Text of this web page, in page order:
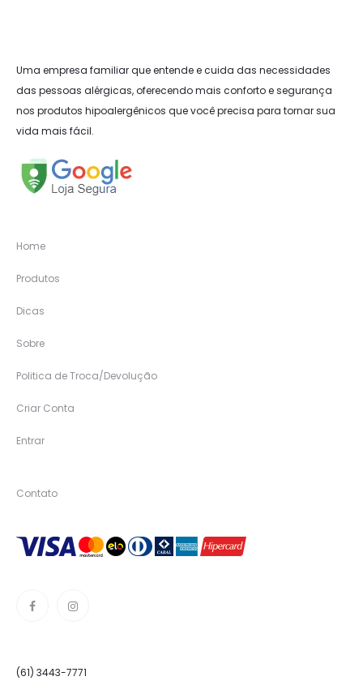
Uma empresa familiar que entende e cuida das necessidades
das pessoas alérgicas, oferecendo mais conforto e segurança
nos produtos hipoalergênicos que você precisa para tornar sua
vida mais fácil.
Home
Produtos
Dicas
Sobre
Politica de Troca/Devolução
Criar Conta
Entrar
Contato
(61) 3443-7771